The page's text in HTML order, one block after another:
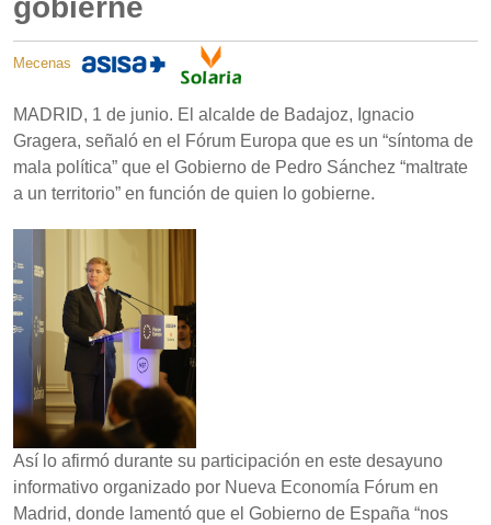
gobierne
Mecenas
MADRID, 1 de junio. El alcalde de Badajoz, Ignacio
Gragera, señaló en el Fórum Europa que es un “síntoma de
mala política” que el Gobierno de Pedro Sánchez “maltrate
a un territorio” en función de quien lo gobierne.
Así lo afirmó durante su participación en este desayuno
informativo organizado por Nueva Economía Fórum en
Madrid, donde lamentó que el Gobierno de España “nos